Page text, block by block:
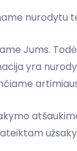
Jums.
yra